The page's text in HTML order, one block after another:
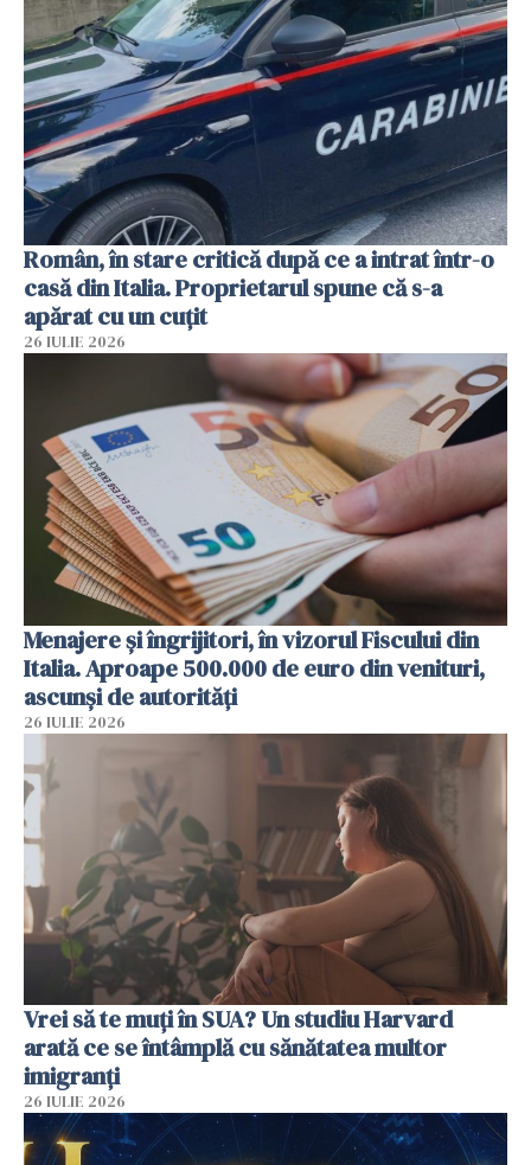
Român, în stare critică după ce a intrat într-o
casă din Italia. Proprietarul spune că s-a
apărat cu un cuțit
26 IULIE 2026
Menajere și îngrijitori, în vizorul Fiscului din
Italia. Aproape 500.000 de euro din venituri,
ascunși de autorități
26 IULIE 2026
Vrei să te muți în SUA? Un studiu Harvard
arată ce se întâmplă cu sănătatea multor
imigranți
26 IULIE 2026